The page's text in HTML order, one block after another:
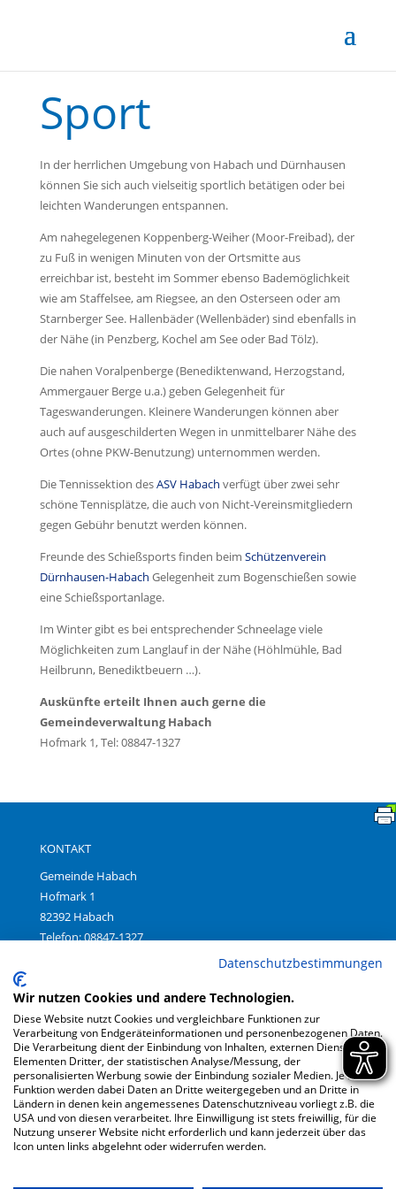
Sport
In der herrlichen Umgebung von Habach und Dürnhausen
können Sie sich auch vielseitig sportlich betätigen oder bei
leichten Wanderungen entspannen.
Am nahegelegenen Koppenberg-Weiher (Moor-Freibad), der
zu Fuß in wenigen Minuten von der Ortsmitte aus
erreichbar ist, besteht im Sommer ebenso Bademöglichkeit
wie am Staffelsee, am Riegsee, an den Osterseen oder am
Starnberger See. Hallenbäder (Wellenbäder) sind ebenfalls in
der Nähe (in Penzberg, Kochel am See oder Bad Tölz).
Die nahen Voralpenberge (Benediktenwand, Herzogstand,
Ammergauer Berge u.a.) geben Gelegenheit für
Tageswanderungen. Kleinere Wanderungen können aber
auch auf ausgeschilderten Wegen in unmittelbarer Nähe des
Ortes (ohne PKW-Benutzung) unternommen werden.
Die Tennissektion desASV Habach verfügt über zwei sehr
schöne Tennisplätze, die auch von Nicht-Vereinsmitgliedern
gegen Gebühr benutzt werden können.
Freunde des Schießsports finden beim Schützenverein
Dürnhausen-Habach Gelegenheit zum Bogenschießen sowie
eine Schießsportanlage.
Im Winter gibt es bei entsprechender Schneelage viele
Möglichkeiten zum Langlauf in der Nähe (Höhlmühle, Bad
Heilbrunn, Benediktbeuern …).
Auskünfte erteilt Ihnen auch gerne die
Gemeindeverwaltung Habach
Hofmark 1, Tel: 08847-1327
KONTAKT
Gemeinde Habach
Hofmark 1
82392 Habach
Telefon: 08847-1327
Impressum |
Datenschutz|
Barrierefreiheit
Anreise
Datenschutzbestimmungen
Wir nutzen Cookies und andere Technologien.
Diese Website nutzt Cookies und vergleichbare Funktionen zur
Verarbeitung von Endgeräteinformationen und personenbezogenen Daten.
Die Verarbeitung dient der Einbindung von Inhalten, externen Diensten und
Elementen Dritter, der statistischen Analyse/Messung, der
personalisierten Werbung sowie der Einbindung sozialer Medien. Je nach
Funktion werden dabei Daten an Dritte weitergegeben und an Dritte in
Ländern in denen kein angemessenes Datenschutzniveau vorliegt z.B. die
USA und von diesen verarbeitet. Ihre Einwilligung ist stets freiwillig, für die
Nutzung unserer Website nicht erforderlich und kann jederzeit über das
Icon unten links abgelehnt oder widerrufen werden.